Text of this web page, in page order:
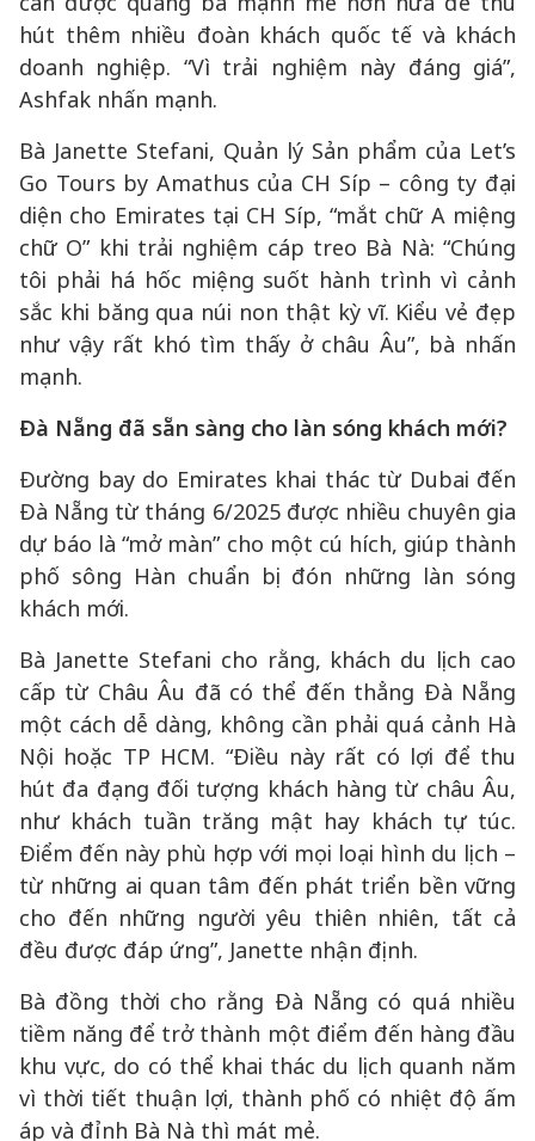
hút thêm nhiều đoàn khách quốc tế và khách
doanh nghiệp. “Vì trải nghiệm này đáng giá”,
Ashfak nhấn mạnh.
Bà Janette Stefani, Quản lý Sản phẩm của Let’s
Go Tours by Amathus của CH Síp – công ty đại
diện cho Emirates tại CH Síp, “mắt chữ A miệng
chữ O” khi trải nghiệm cáp treo Bà Nà: “Chúng
tôi phải há hốc miệng suốt hành trình vì cảnh
sắc khi băng qua núi non thật kỳ vĩ. Kiểu vẻ đẹp
như vậy rất khó tìm thấy ở châu Âu”, bà nhấn
mạnh.
Đà Nẵng đã sẵn sàng cho làn sóng khách mới?
Đường bay do Emirates khai thác từ Dubai đến
Đà Nẵng từ tháng 6/2025 được nhiều chuyên gia
dự báo là “mở màn” cho một cú hích, giúp thành
phố sông Hàn chuẩn bị đón những làn sóng
khách mới.
Bà Janette Stefani cho rằng, khách du lịch cao
cấp từ Châu Âu đã có thể đến thẳng Đà Nẵng
một cách dễ dàng, không cần phải quá cảnh Hà
Nội hoặc TP HCM. “Điều này rất có lợi để thu
hút đa đạng đối tượng khách hàng từ châu Âu,
như khách tuần trăng mật hay khách tự túc.
Điểm đến này phù hợp với mọi loại hình du lịch –
từ những ai quan tâm đến phát triển bền vững
cho đến những người yêu thiên nhiên, tất cả
đều được đáp ứng”, Janette nhận định.
Bà đồng thời cho rằng Đà Nẵng có quá nhiều
tiềm năng để trở thành một điểm đến hàng đầu
khu vực, do có thể khai thác du lịch quanh năm
vì thời tiết thuận lợi, thành phố có nhiệt độ ấm
áp và đỉnh Bà Nà thì mát mẻ.